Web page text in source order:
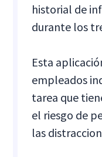
historial de
durante los
Esta
empleados
tarea que
el riesgo de
las